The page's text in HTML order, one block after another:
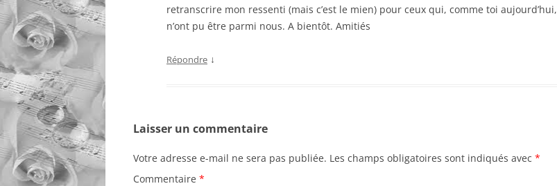
retranscrire mon ressenti (mais c’est le mien) pour ceux qui, comme toi aujourd’hui,
n’ont pu être parmi nous. A bientôt. Amitiés
Répondre ↓
Laisser un commentaire
Votre adresse e-mail ne sera pas publiée. Les champs obligatoires sont indiqués avec *
Commentaire *